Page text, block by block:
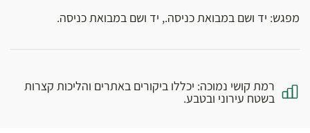
מפגש: יד ושם במבואת כניסה., יד ושם במבואת כניסה.
רמת קושי נמוכה: יכללו ביקורים באתרים והליכות קצרות
בשטח עירוני ובטבע.